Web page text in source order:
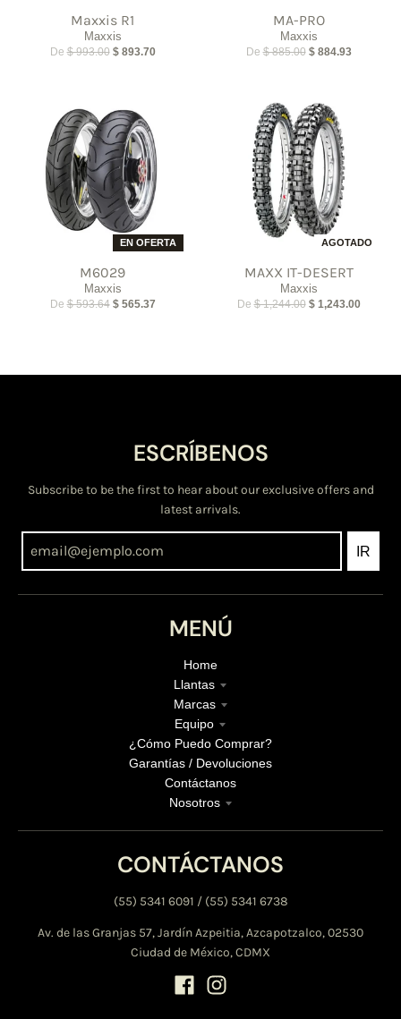
Maxxis R1
Maxxis
De $ 993.00 $ 893.70
MA-PRO
Maxxis
De $ 885.00 $ 884.93
EN OFERTA
M6029
Maxxis
De $ 593.64 $ 565.37
AGOTADO
MAXX IT-DESERT
Maxxis
De $ 1,244.00 $ 1,243.00
ESCRÍBENOS
Subscribe to be the first to hear about our exclusive offers and
latest arrivals.
IR
MENÚ
Home
Llantas
Marcas
Equipo
¿Cómo Puedo Comprar?
Garantías / Devoluciones
Contáctanos
Nosotros
CONTÁCTANOS
(55) 5341 6091 / (55) 5341 6738
Av. de las Granjas 57, Jardín Azpeitia, Azcapotzalco, 02530
Ciudad de México, CDMX